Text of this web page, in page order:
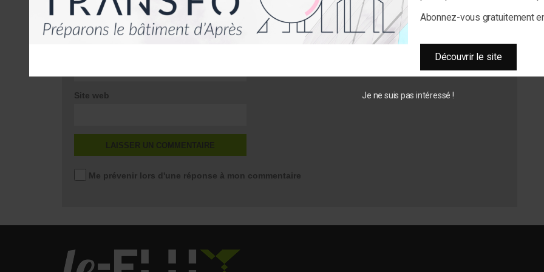
Site web
Me prévenir lors d'une réponse à mon commentaire
Abonnez-vous gratuitement
Découvrir le site
Je ne suis pas intéressé !